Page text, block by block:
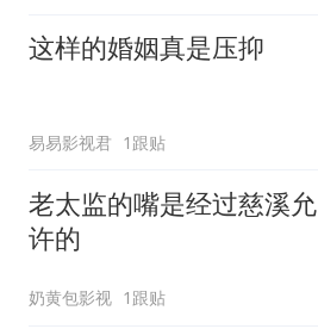
这样的婚姻真是压抑
易易影视君 1跟贴
老太监的嘴是经过慈溪允
许的
奶黄包影视 1跟贴